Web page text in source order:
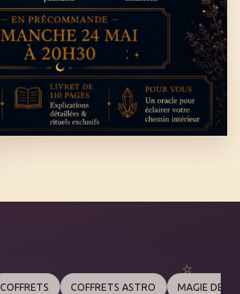
COFFRETS COFFRETS ASTRO MAGIE DES